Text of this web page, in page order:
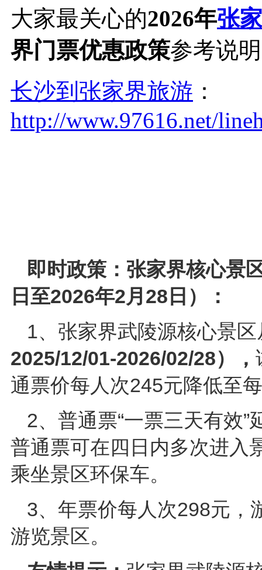
大家最关心的2026年张
界门票优惠政策参考说
长沙到张家界旅游 ：
http://www.97616.net/
即时政策：张家界核心景
日至2026年2月28日）：
1、张家界武陵源核心景
2025/12/01-2026/02/28），
通票价每人次245元降低至
2、普通票“一票三天有效”
普通票可在四日内多次进入
乘坐景区环保车。
3、年票价每人次298元，
游览景区。